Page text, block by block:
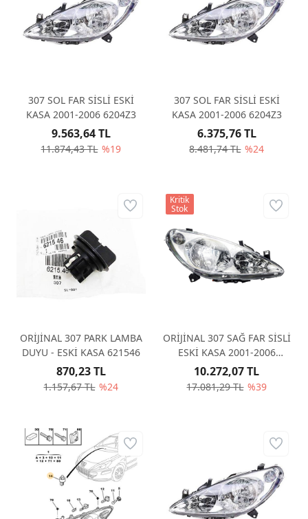
307 SOL FAR SİSLİ ESKİ
KASA 2001-2006 6204Z3
11.874,43 TL %19
9.563,64 TL
307 SOL FAR SİSLİ ESKİ
KASA 2001-2006 6204Z3
8.481,74 TL %24
6.375,76 TL
ORİJİNAL 307 PARK LAMBA
DUYU - ESKİ KASA 621546
1.157,67 TL %24
870,23 TL
ORİJİNAL 307 SAĞ FAR SİSLİ
ESKİ KASA 2001-2006
6205Z3
17.081,29 TL %39
10.272,07 TL
Kritik
Stok